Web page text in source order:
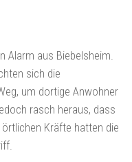
Alarm aus Biebelsheim.
sich die
um dortige Anwohner
rasch heraus, dass
Kräfte hatten die